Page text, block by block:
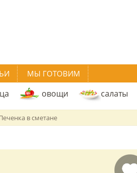
МЫ ГОТОВИМ
овощи салаты
в сметане